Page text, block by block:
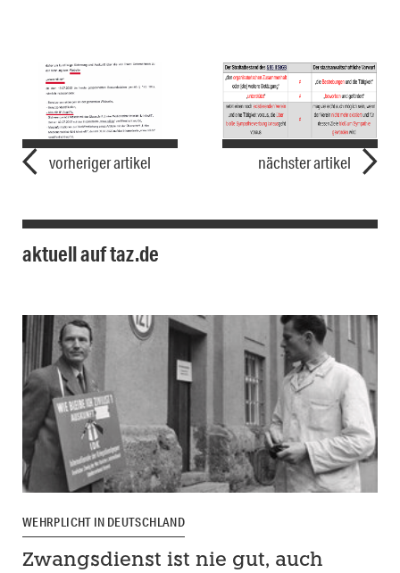
vorheriger artikel nächster artikel
aktuell auf taz.de
WEHRPLICHT IN DEUTSCHLAND
Zwangsdienst ist nie gut, auch